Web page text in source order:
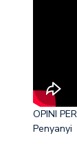
OPINI
Penyanyi